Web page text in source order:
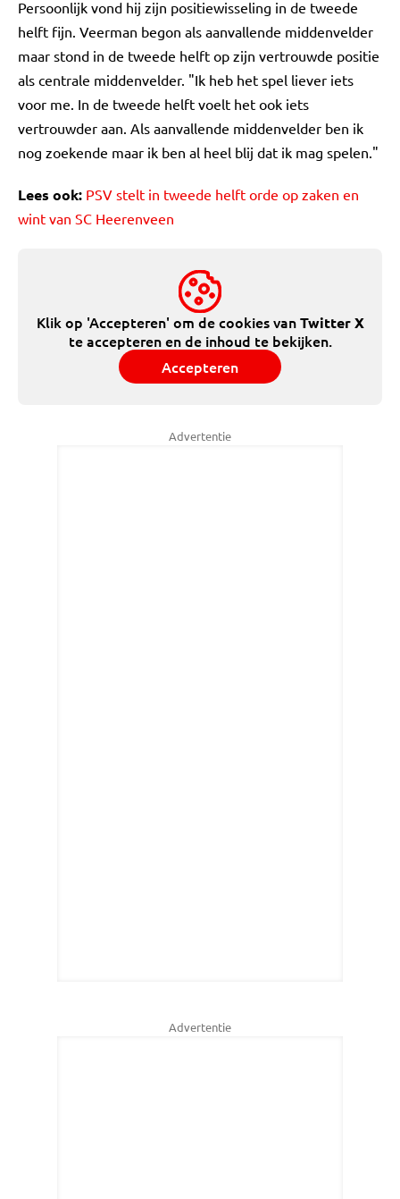
Persoonlijk vond hij zijn positiewisseling in de tweede
helft fijn. Veerman begon als aanvallende middenvelder
maar stond in de tweede helft op zijn vertrouwde positie
als centrale middenvelder. "Ik heb het spel liever iets
voor me. In de tweede helft voelt het ook iets
vertrouwder aan. Als aanvallende middenvelder ben ik
nog zoekende maar ik ben al heel blij dat ik mag spelen."
Lees ook: PSV stelt in tweede helft orde op zaken en
wint van SC Heerenveen
Klik op 'Accepteren' om de cookies vanTwitter X
te accepteren en de inhoud te bekijken.
Accepteren
Advertentie
Advertentie